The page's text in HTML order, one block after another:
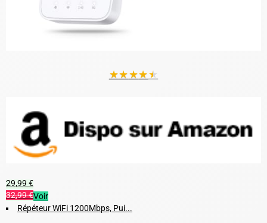
★★★★★
29,99 €
32,99 €Voir
Répéteur WiFi 1200Mbps, Pui...